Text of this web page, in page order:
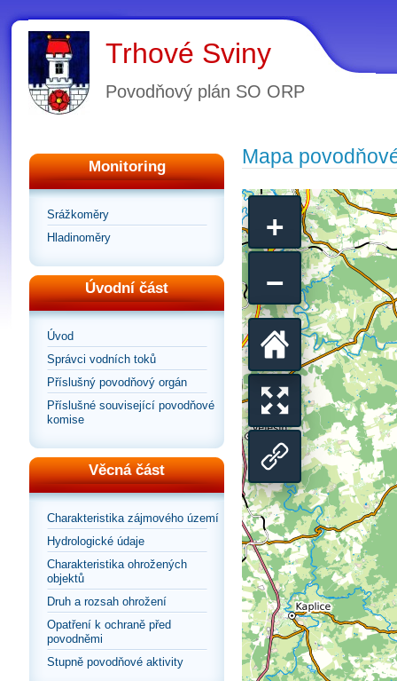
Trhové Sviny
Povodňový plán SO ORP
Monitoring
Srážkoměry
Hladinoměry
Úvodní část
Úvod
Správci vodních toků
Příslušný povodňový orgán
Příslušné související povodňové
komise
Věcná část
Charakteristika zájmového území
Hydrologické údaje
Charakteristika ohrožených
objektů
Druh a rozsah ohrožení
Opatření k ochraně před
povodněmi
Stupně povodňové aktivity
Mapa
+
−
Přepnout
zobrazení
na
celou
stránku
Vrátit
se
na
výchozí
pohled
Sdílet
odkaz
na
mapu